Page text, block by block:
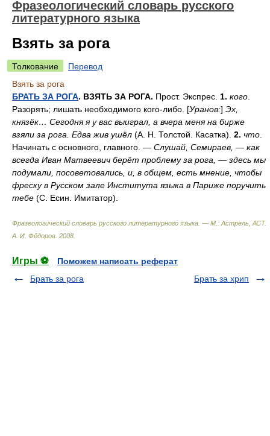
Фразеологический словарь русского
литературного языка
Взять за рога
Толкование
Перевод
Взять за рога
БРАТЬ ЗА РОГА. ВЗЯТЬ ЗА РОГА. Прост. Экспрес. 1. кого
Разорять; лишать необходимого кого-либо. [Уранов:] Эх,
князёк… Сегодня я у вас выиграл, а вчера меня на бирже
взяли за рога. Едва жив ушёл (А. Н. Толстой. Касатка). 2. что
Начинать с основного, главного. — Слушай, Семираев, — как
всегда Иван Матвеевич берёт проблему за рога, — здесь мы
подумали, посоветовались, и, в общем, есть мнение, чтобы
фреску в Русском зале Института языка в Париже поручить
тебе (С. Есин. Имитатор).
Фразеологический словарь русского литературного языка. — М.: Астрель, АСТ.
А. И. Фёдоров 2008
Игры ⚽
Поможем написать реферат
Брать за рога
Брать за хрип